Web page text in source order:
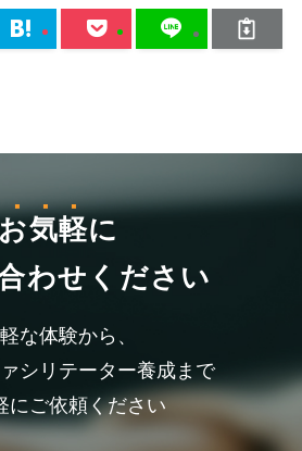
お気軽に
わせください
な体験から、
シリテーター養成まで
にご依頼ください